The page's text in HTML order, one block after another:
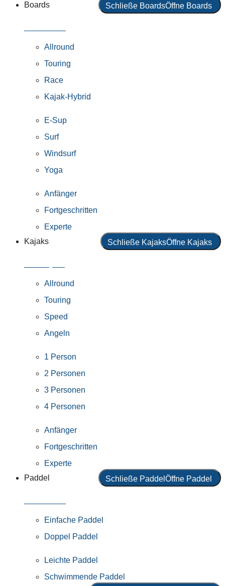
Boards Schließe BoardsÖffne Boards
Allround
Touring
Race
Kajak-Hybrid
E-Sup
Surf
Windsurf
Yoga
Anfänger
Fortgeschritten
Experte
Kajaks
Schließe KajaksÖffne Kajaks
Allround
Touring
Speed
Angeln
1 Person
2 Personen
3 Personen
4 Personen
Anfänger
Fortgeschritten
Experte
Paddel
Schließe Paddel Öffne Paddel
Einfache Paddel
Doppel Paddel
Leichte Paddel
Schwimmende Paddel